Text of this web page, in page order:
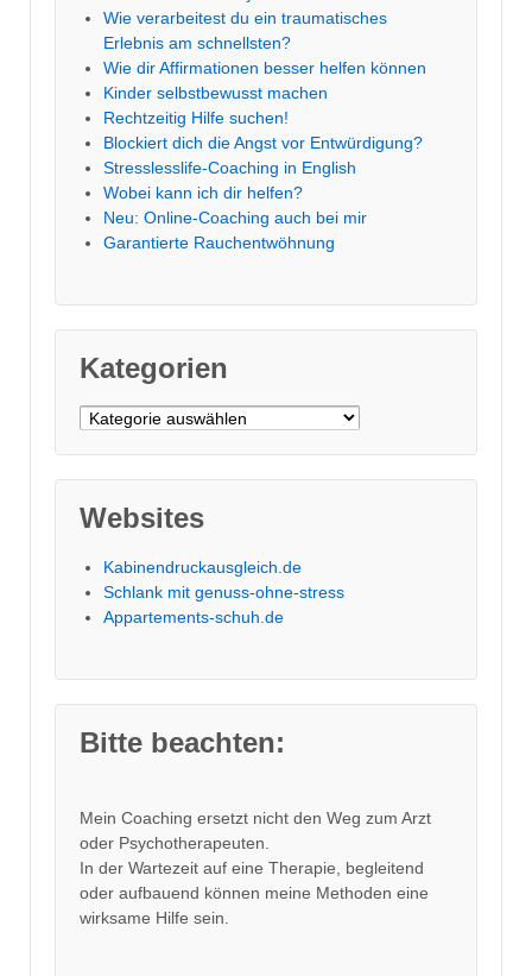
Wie verarbeitest du ein traumatisches
Erlebnis am schnellsten?
Wie dir Affirmationen besser helfen können
Kinder selbstbewusst machen
Rechtzeitig Hilfe suchen!
Blockiert dich die Angst vor Entwürdigung?
Stresslesslife-Coaching in English
Wobei kann ich dir helfen?
Neu: Online-Coaching auch bei mir
Garantierte Rauchentwöhnung
Kategorien
Kategorien
Websites
Kabinendruckausgleich.de
Schlank mit genuss-ohne-stress
Appartements-schuh.de
Bitte beachten:
Mein Coaching ersetzt nicht den Weg zum Arzt
oder Psychotherapeuten.
In der Wartezeit auf eine Therapie, begleitend
oder aufbauend können meine Methoden eine
wirksame Hilfe sein.